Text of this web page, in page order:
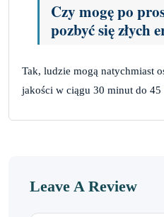
Czy mogę po
pozbyć się złych
Tak, ludzie mogą natychmiast
jakości w ciągu 30 minut do 45
Leave A Review